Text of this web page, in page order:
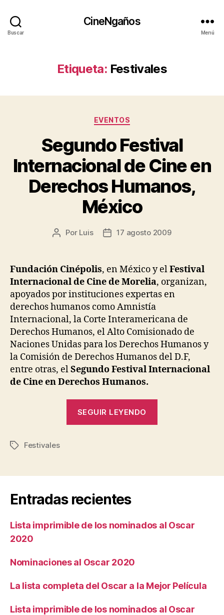
Buscar
CineNgaños
Menú
Etiqueta: Festivales
Categorías
EVENTOS
Segundo Festival
Internacional de Cine en
Derechos Humanos,
México
Autor
entrada
Por Luis
Fecha
entrada
17 agosto 2009
Fundación Cinépolis, en México y elFestival
Internacional de Cine de Morelia, organizan,
apoyados por instituciones expertas en
derechos humanos como Amnistía
Internacional, la Corte Interamericana de
Derechos Humanos, el Alto Comisionado de
Naciones Unidas para los Derechos Humanos y
la Comisión de Derechos Humanos del D.F,
entre otras, elSegundo Festival Internacional
de Cine en Derechos Humanos.
SEGUIR LEYENDO
en
Etiquetas
Festivales
Entradas recientes
Lista imprimible de los nominados al Oscar
2020
Nominaciones al Oscar 2020
La lista completa del Oscar a la Mejor Película
Lista imprimible de los nominados al Oscar